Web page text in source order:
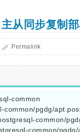
从同步复制
Permalink
common
common/pgdg/
common/
common/